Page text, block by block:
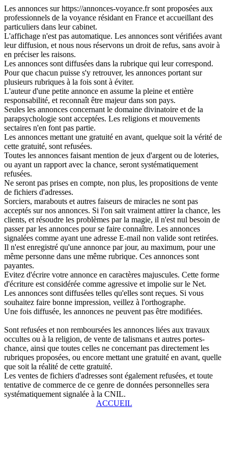
Les annonces sur https://annonces-voyance.fr sont proposées aux
professionnels de la voyance résidant en France et accueillant des
particuliers dans leur cabinet.
L'affichage n'est pas automatique. Les annonces sont vérifiées avant
leur diffusion, et nous nous réservons un droit de refus, sans avoir à
en préciser les raisons.
Les annonces sont diffusées dans la rubrique qui leur correspond.
Pour que chacun puisse s'y retrouver, les annonces portant sur
plusieurs rubriques à la fois sont à éviter.
L'auteur d'une petite annonce en assume la pleine et entière
responsabilité, et reconnaît être majeur dans son pays.
Seules les annonces concernant le domaine divinatoire et de la
parapsychologie sont acceptées. Les religions et mouvements
sectaires n'en font pas partie.
Les annonces mettant une gratuité en avant, quelque soit la vérité de
cette gratuité, sont refusées.
Toutes les annonces faisant mention de jeux d'argent ou de loteries,
ou ayant un rapport avec la chance, seront systématiquement
refusées.
Ne seront pas prises en compte, non plus, les propositions de vente
de fichiers d'adresses.
Sorciers, marabouts et autres faiseurs de miracles ne sont pas
acceptés sur nos annonces. Si l'on sait vraiment attirer la chance, les
clients, et résoudre les problèmes par la magie, il n'est nul besoin de
passer par les annonces pour se faire connaître. Les annonces
signalées comme ayant une adresse E-mail non valide sont retirées.
Il n'est enregistré qu'une annonce par jour, au maximum, pour une
même personne dans une même rubrique. Ces annonces sont
payantes.
Evitez d'écrire votre annonce en caractères majuscules. Cette forme
d'écriture est considérée comme agressive et impolie sur le Net.
Les annonces sont diffusées telles qu'elles sont reçues. Si vous
souhaitez faire bonne impression, veillez à l'orthographe.
Une fois diffusée, les annonces ne peuvent pas être modifiées.
Sont refusées et non remboursées les annonces liées aux travaux
occultes ou à la religion, de vente de talismans et autres portes-
chance, ainsi que toutes celles ne concernant pas directement les
rubriques proposées, ou encore mettant une gratuité en avant, quelle
que soit la réalité de cette gratuité.
Les ventes de fichiers d'adresses sont également refusées, et toute
tentative de commerce de ce genre de données personnelles sera
systématiquement signalée à la CNIL.
ACCUEIL